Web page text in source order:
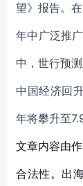
望》报告。
年中广泛推
中，世行预
中国经济回
年将攀升至
文章内容由
合法性。出